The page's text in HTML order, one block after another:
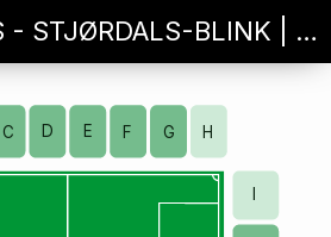
HØNEFOSS - STJØRDALS-BLINK | 2.DIVISJON
C D E F G H